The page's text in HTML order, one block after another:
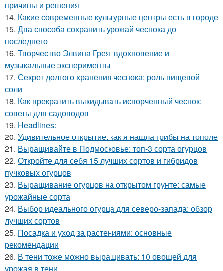
причины и решения
14. Какие современные культурные центры есть в городе
15. Два способа сохранить урожай чеснока до
последнего
16. Творчество Элвина Грея: вдохновение и
музыкальные эксперименты
17. Секрет долгого хранения чеснока: роль пищевой
соли
18. Как прекратить выкидывать испорченный чеснок:
советы для садоводов
19. Headlines:
20. Удивительное открытие: как я нашла грибы на тополе
21. Выращивайте в Подмосковье: топ-3 сорта огурцов
22. Откройте для себя 15 лучших сортов и гибридов
пучковых огурцов
23. Выращивание огурцов на открытом грунте: самые
урожайные сорта
24. Выбор идеального огурца для северо-запада: обзор
лучших сортов
25. Посадка и уход за растениями: основные
рекомендации
26. В тени тоже можно выращивать: 10 овощей для
урожая в тени